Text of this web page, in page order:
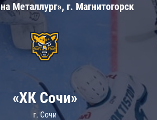
Металлург», г. Магнитогорск
«ХК Сочи»
г. Сочи